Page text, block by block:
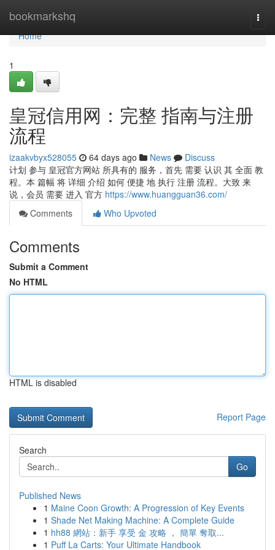
bookmarkshq
Home
Home
1
皇冠信用网：完整 指南与注册
流程
izaakvbyx528055 64 days ago News
Discuss
计划 参与 皇冠官方网站 所具有的 服务，首先 需要 认识 其 全面 教
程。本 篇幅 将 详细 介绍 如何 便捷 地 执行 注册 流程。大致 来
说，会员 需要 进入 官方 https://www.huangguan36.com/
Comments
Who Upvoted
Comments
Submit a Comment
No HTML
HTML is disabled
Report Page
Search
Go
Published News
1 Maine Coon Growth: A Progression of Key Events
1 Shade Net Making Machine: A Complete Guide
1 hh88 網站：新手 享受 金 攻略 ， 簡單 奪取...
1 Puff La Carts: Your Ultimate Handbook